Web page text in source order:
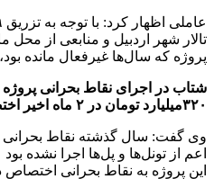
پروژه که سال‌ها غیرفعال مانده بود، به ۸۰درصد
شتاب در اجرای نقاط بحرانی پروژه
۳۲۰میلیارد تومان در ۲ ماه اخیر اختصاص یافت
وی گفت: سال گذشته نقاط بحرانی
اعم از تونل‌ها و پل‌ها اجرا نشده
این پروژه به نقاط بحرانی